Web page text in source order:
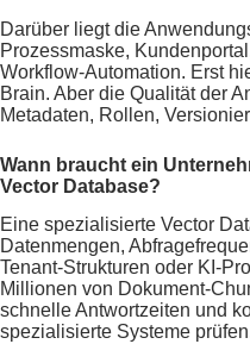
Darüber liegt die
Prozessmaske,
Workflow-Automation. Erst
Brain. Aber die Qualität der
Metadaten, Rollen,
Wann braucht ein
Vector Database?
Eine spezialisierte Vector
Datenmengen,
Tenant-Strukturen oder KI-
Millionen von Dokument-
schnelle Antwortzeiten und
spezialisierte Systeme